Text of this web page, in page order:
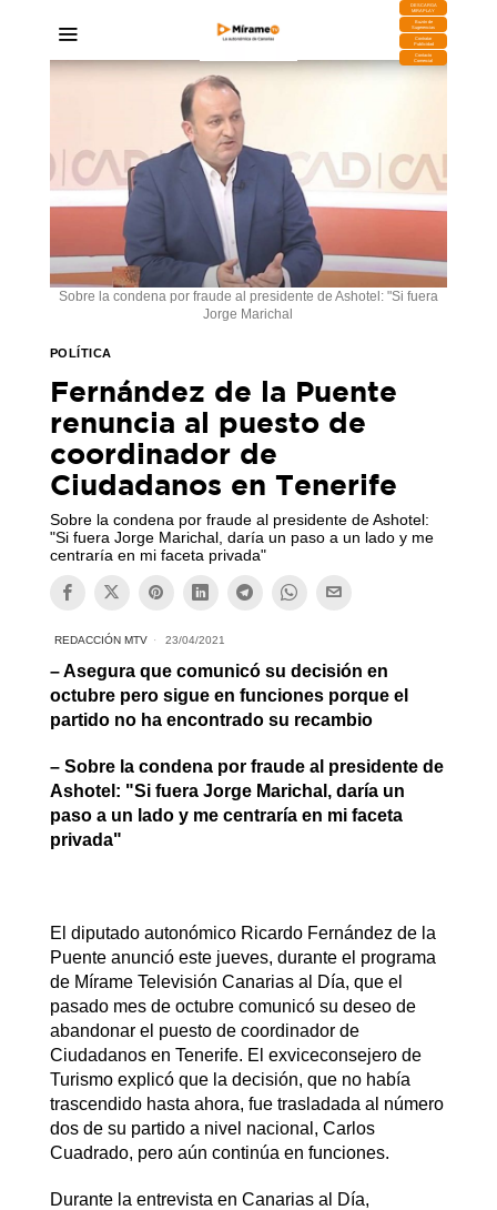
DESCARGA
MIRAPLAY
Buzón de
Sugerencias
Contratar
Publicidad
Contacto
Comercial
Sobre la condena por fraude al presidente de Ashotel: "Si fuera
Jorge Marichal
POLÍTICA
Fernández de la Puente
renuncia al puesto de
coordinador de
Ciudadanos en Tenerife
Sobre la condena por fraude al presidente de Ashotel:
"Si fuera Jorge Marichal, daría un paso a un lado y me
centraría en mi faceta privada"
REDACCIÓN MTV 23/04/2021
– Asegura que comunicó su decisión en
octubre pero sigue en funciones porque el
partido no ha encontrado su recambio
– Sobre la condena por fraude al presidente de
Ashotel: "Si fuera Jorge Marichal, daría un
paso a un lado y me centraría en mi faceta
privada"
El diputado autonómico Ricardo Fernández de la
Puente anunció este jueves, durante el programa
de Mírame Televisión Canarias al Día, que el
pasado mes de octubre comunicó su deseo de
abandonar el puesto de coordinador de
Ciudadanos en Tenerife. El exviceconsejero de
Turismo explicó que la decisión, que no había
trascendido hasta ahora, fue trasladada al número
dos de su partido a nivel nacional, Carlos
Cuadrado, pero aún continúa en funciones.
Durante la entrevista en Canarias al Día,